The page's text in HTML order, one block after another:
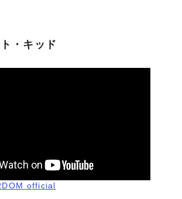
・キッド
official